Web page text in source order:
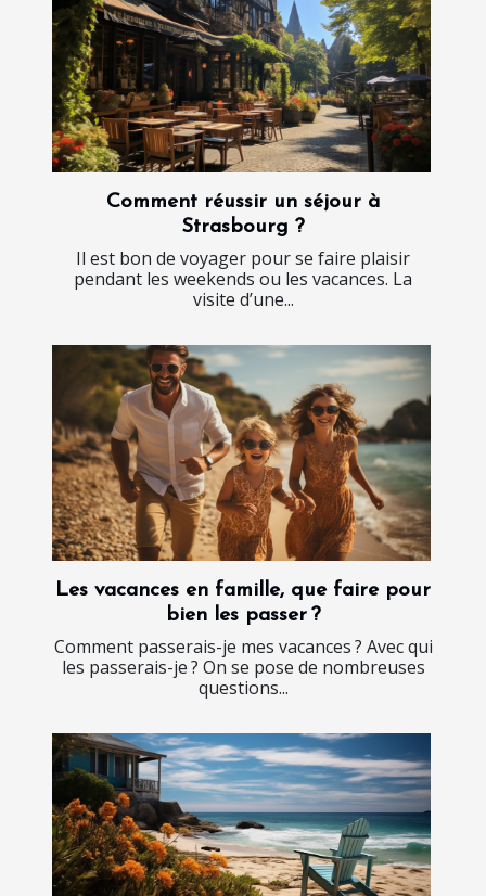
Comment réussir un séjour à
Strasbourg ?
Il est bon de voyager pour se faire plaisir
pendant les weekends ou les vacances. La
visite d’une...
Les vacances en famille, que faire pour
bien les passer ?
Comment passerais-je mes vacances ? Avec qui
les passerais-je ? On se pose de nombreuses
questions...